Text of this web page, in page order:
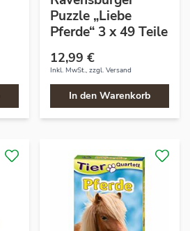
Puzzle „Liebe
Pferde“ 3 x 49 Teile
12,99 €
Inkl. MwSt., zzgl. Versand
In den Warenkorb